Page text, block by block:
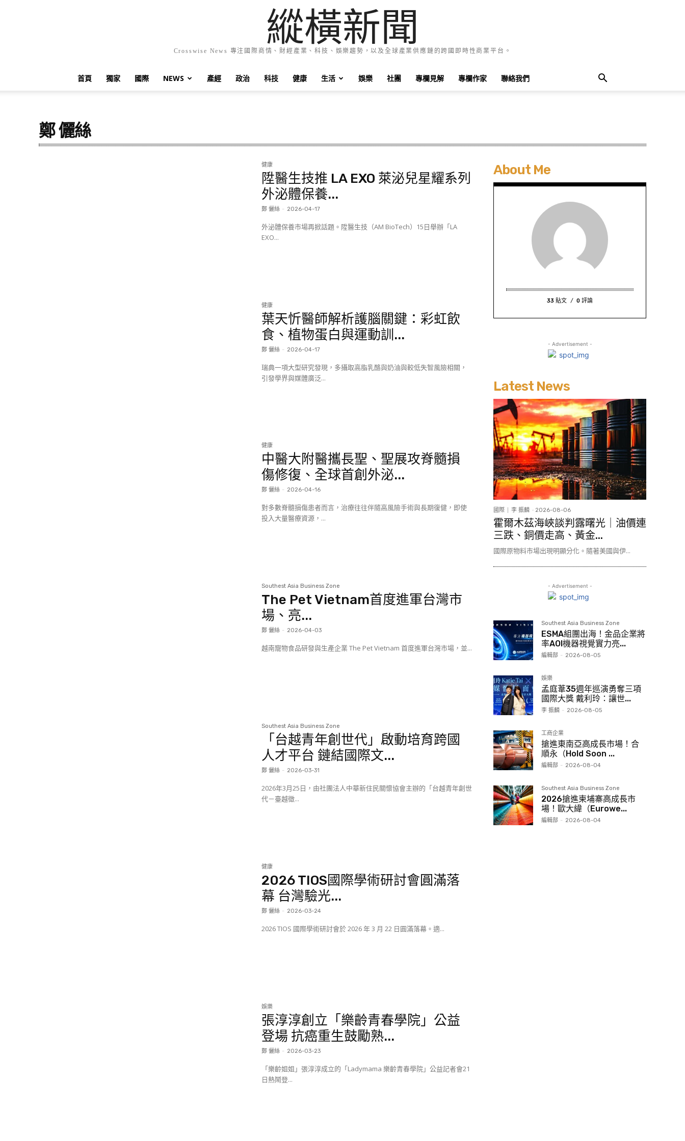
縱橫新聞
Crosswise News 專注國際商情、財經產業、科技、娛樂趨勢，以及全球產業供應鏈的跨國即時性商業平台。
首頁 獨家 國際 NEWS 產經 政治 科技 健康 生活 娛樂 社團 專欄見解 專欄作家 聯絡我們
鄭 儷絲
健康
陞醫生技推 LA EXO 萊泌兒星耀系列
外泌體保養...
鄭 儷絲 - 2026-04-17
外泌體保養市場再掀話題。陞醫生技（AM BioTech）15日舉辦「LA
EXO...
健康
葉天忻醫師解析護腦關鍵：彩虹飲
食、植物蛋白與運動訓...
鄭 儷絲 - 2026-04-17
瑞典一項大型研究發現，多攝取高脂乳酪與奶油與較低失智風險相關，
引發學界與媒體廣泛...
健康
中醫大附醫攜長聖、聖展攻脊髓損
傷修復、全球首創外泌...
鄭 儷絲 - 2026-04-16
對多數脊髓損傷患者而言，治療往往伴隨高風險手術與長期復健，即使
投入大量醫療資源，...
Southest Asia Business Zone
The Pet Vietnam首度進軍台灣市
場、亮...
鄭 儷絲 - 2026-04-03
越南寵物食品研發與生產企業 The Pet Vietnam 首度進軍台灣市場，並...
Southest Asia Business Zone
「台越青年創世代」啟動培育跨國
人才平台 鏈結國際文...
鄭 儷絲 - 2026-03-31
2026年3月25日，由社團法人中華新住民關懷協會主辦的「台越青年創世
代－臺越徵...
健康
2026 TIOS國際學術研討會圓滿落
幕 台灣驗光...
鄭 儷絲 - 2026-03-24
2026 TIOS 國際學術研討會於 2026 年 3 月 22 日圓滿落幕。適...
娛樂
張淳淳創立「樂齡青春學院」公益
登場 抗癌重生鼓勵熟...
鄭 儷絲 - 2026-03-23
「樂齡姐姐」張淳淳成立的「Ladymama 樂齡青春學院」公益記者會21
日熱鬧登...
About Me
33 貼文 0 評論
- Advertisement -
Latest News
國際 李 振麟 - 2026-08-06
霍爾木茲海峽談判露曙光｜油價連
三跌、銅價走高、黃金...
國際原物料市場出現明顯分化。隨著美國與伊...
- Advertisement -
Southest Asia Business Zone
ESMA組團出海！金品企業將
率AOI機器視覺實力亮...
編輯部 - 2026-08-05
娛樂
孟庭葦35週年巡演勇奪三項
國際大獎 戴利玲：讓世...
李 振麟 - 2026-08-05
工商企業
搶進東南亞高成長市場！合
順永（Hold Soon ...
編輯部 - 2026-08-04
Southest Asia Business Zone
2026搶進柬埔寨高成長市
場！歐大緯（Eurowe...
編輯部 - 2026-08-04